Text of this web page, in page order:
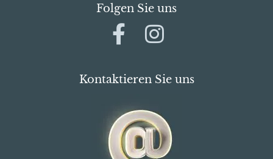
Folgen Sie uns
Kontaktieren Sie uns